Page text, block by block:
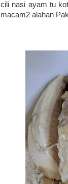
cili nasi ayam tu
macam2 alahan